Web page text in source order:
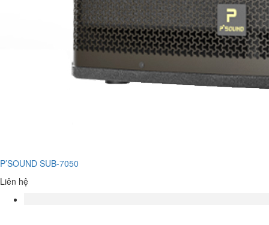
P’SOUND SUB-7050
Liên hệ